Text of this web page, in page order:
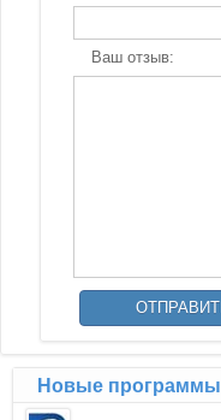
Ваш отзыв:
Новые программы